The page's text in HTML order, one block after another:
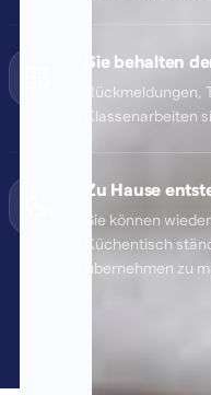
Sie behalten
Rückmeldungen,
Klassenarbeiten
Zu Hause
Sie können
Küchentisch
übernehmen zu